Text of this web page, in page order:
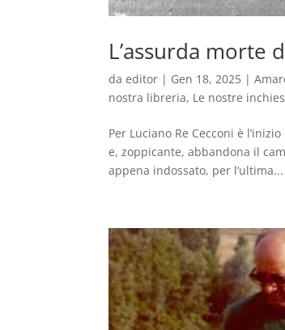
L’assurda morte
daeditor | Gen 18, 2025 |
nostra libreria, Le nostre
Per Luciano Re Cecconi è
e, zoppicante, abbandona il
appena indossato, per l’ultima...